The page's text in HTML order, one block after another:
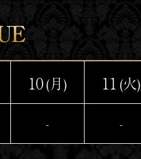
10(月) 11(火)
- -